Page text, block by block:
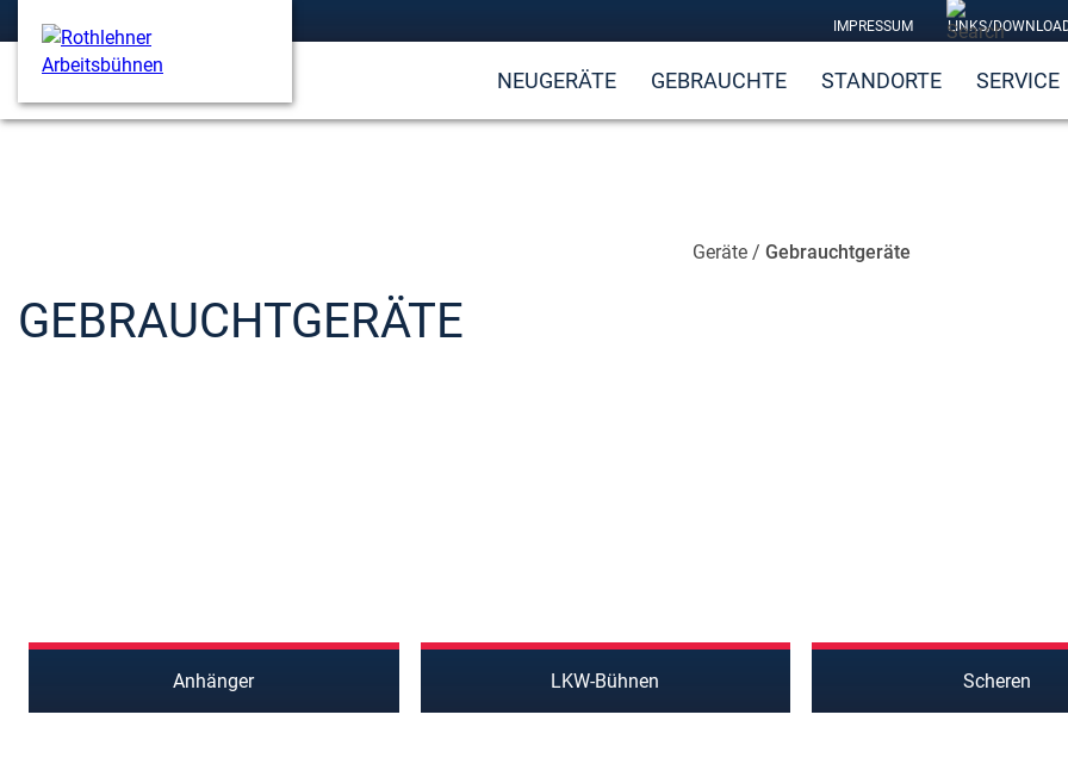
IMPRESSUM LINKS/
NEUGERÄTE GEBRAUCHTE STANDORTE SERVICE
Geräte/ Gebrauchtgeräte
GEBRAUCHTGERÄTE
Anhänger LKW-Bühnen Scheren